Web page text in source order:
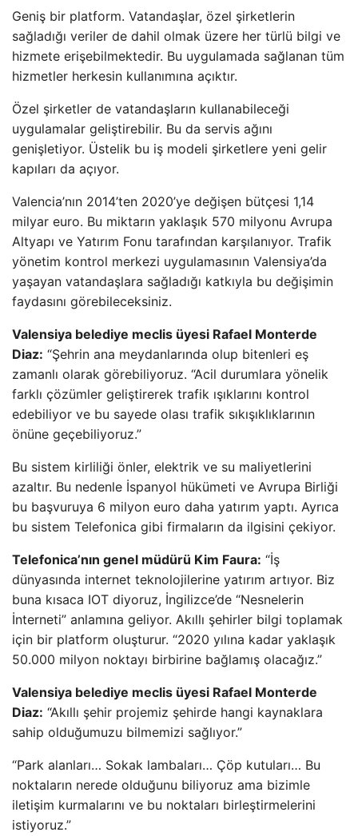
Geniş bir platform. Vatandaşlar, özel şirketlerin
sağladığı veriler de dahil olmak üzere her türlü bilgi ve
hizmete erişebilmektedir. Bu uygulamada sağlanan tüm
hizmetler herkesin kullanımına açıktır.
Özel şirketler de vatandaşların kullanabileceği
uygulamalar geliştirebilir. Bu da servis ağını
genişletiyor. Üstelik bu iş modeli şirketlere yeni gelir
kapıları da açıyor.
Valencia’nın 2014’ten 2020’ye değişen bütçesi 1,14
milyar euro. Bu miktarın yaklaşık 570 milyonu Avrupa
Altyapı ve Yatırım Fonu tarafından karşılanıyor. Trafik
yönetim kontrol merkezi uygulamasının Valensiya’da
yaşayan vatandaşlara sağladığı katkıyla bu değişimin
faydasını görebileceksiniz.
Valensiya belediye meclis üyesi Rafael Monterde
Diaz: “Şehrin ana meydanlarında olup bitenleri eş
zamanlı olarak görebiliyoruz. “Acil durumlara yönelik
farklı çözümler geliştirerek trafik ışıklarını kontrol
edebiliyor ve bu sayede olası trafik sıkışıklıklarının
önüne geçebiliyoruz.”
Bu sistem kirliliği önler, elektrik ve su maliyetlerini
azaltır. Bu nedenle İspanyol hükümeti ve Avrupa Birliği
bu başvuruya 6 milyon euro daha yatırım yaptı. Ayrıca
bu sistem Telefonica gibi firmaların da ilgisini çekiyor.
Telefonica’nın genel müdürü Kim Faura: “İş
dünyasında internet teknolojilerine yatırım artıyor. Biz
buna kısaca IOT diyoruz, İngilizce’de “Nesnelerin
İnterneti” anlamına geliyor. Akıllı şehirler bilgi toplamak
için bir platform oluşturur. “2020 yılına kadar yaklaşık
50.000 milyon noktayı birbirine bağlamış olacağız.”
Valensiya belediye meclis üyesi Rafael Monterde
Diaz: “Akıllı şehir projemiz şehirde hangi kaynaklara
sahip olduğumuzu bilmemizi sağlıyor.”
“Park alanları… Sokak lambaları… Çöp kutuları… Bu
noktaların nerede olduğunu biliyoruz ama bizimle
iletişim kurmalarını ve bu noktaları birleştirmelerini
istiyoruz.”